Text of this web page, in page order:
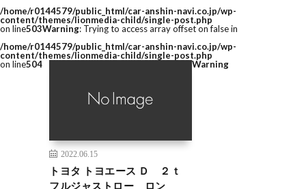
/home/r0144579/public_html/car-anshin-navi.co.jp/wp-
content/themes/lionmedia-child/single-post.php
on line503Warning: Trying to access array offset on false in
/home/r0144579/public_html/car-anshin-navi.co.jp/wp-
content/themes/lionmedia-child/single-post.php
on line504
2022.06.15
トヨタ トヨエース Ｄ ２ｔ
フルジャストロー ロン
Warning